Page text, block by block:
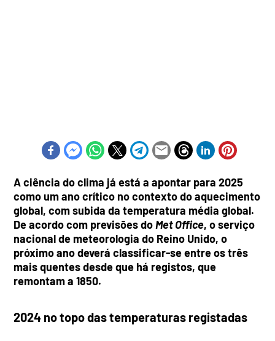
A ciência do clima já está a apontar para 2025
como um ano crítico no contexto do aquecimento
global, com subida da temperatura média global.
De acordo com previsões doMet Office, o serviço
nacional de meteorologia do Reino Unido, o
próximo ano deverá classificar-se entre os três
mais quentes desde que há registos, que
remontam a 1850.
2024 no topo das temperaturas registadas